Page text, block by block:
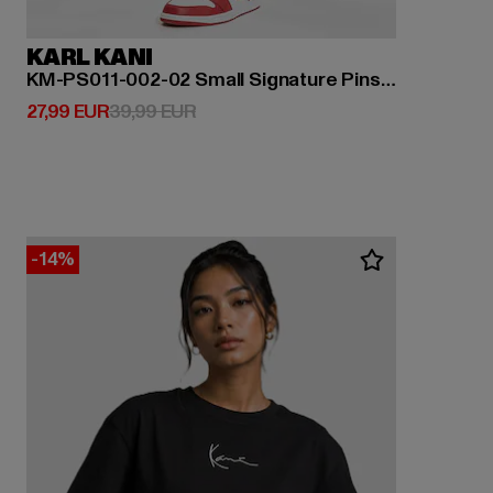
KARL KANI
KM-PS011-002-02 Small Signature Pinstripe Mesh Shorts
27,99 EUR
Derzeitiger Preis: 27,99 EUR
39,99 EURAktionspreis: 39,99 EUR
-14%